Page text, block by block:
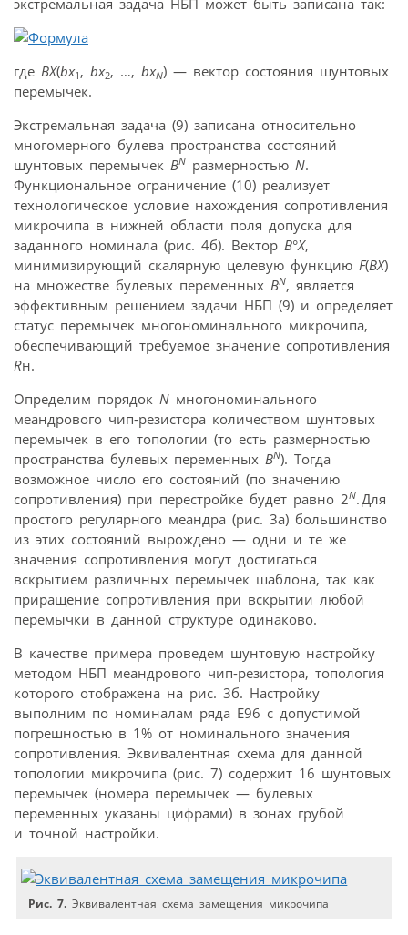
где ВХ(bx1 , bx2, …, bxN) — вектор состояния шунтовых
перемычек.
Экстремальная задача (9) записана относительно
многомерного булева пространства состояний
шунтовых перемычек BN размерностью N.
Функциональное ограничение (10) реализует
технологическое условие нахождения сопротивления
микрочипа в нижней области поля допуска для
заданного номинала (рис. 4б). Вектор В°Х,
минимизирующий скалярную целевую функцию F(ВХ)
на множестве булевых переменных BN, является
эффективным решением задачи НБП (9) и определяет
статус перемычек многономинального микрочипа,
обеспечивающий требуемое значение сопротивления
Rн.
Определим порядок N многономинального
меандрового чип-резистора количеством шунтовых
перемычек в его топологии (то есть размерностью
пространства булевых переменных BN). Тогда
возможное число его состояний (по значению
сопротивления) при перестройке будет равно 2N. Для
простого регулярного меандра (рис. 3а) большинство
из этих состояний вырождено — одни и те же
значения сопротивления могут достигаться
вскрытием различных перемычек шаблона, так как
приращение сопротивления при вскрытии любой
перемычки в данной структуре одинаково.
В качестве примера проведем шунтовую настройку
методом НБП меандрового чип-резистора, топология
которого отображена на рис. 3б. Настройку
выполним по номиналам ряда Е96 с допустимой
погрешностью в 1% от номинального значения
сопротивления. Эквивалентная схема для данной
топологии микрочипа (рис. 7) содержит 16 шунтовых
перемычек (номера перемычек — булевых
переменных указаны цифрами) в зонах грубой
и точной настройки.
Рис. 7. Эквивалентная схема замещения микрочипа